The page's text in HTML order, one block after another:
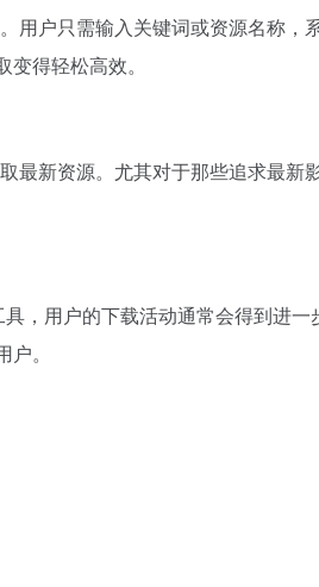
户只需输入关键词或资源名称，
得轻松高效。
新资源。尤其对于那些追求最
，用户的下载活动通常会得到进
。